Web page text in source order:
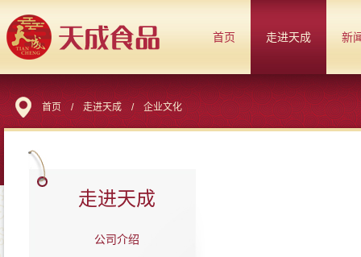
首页 走进天成 新
首页/走进天成/企业文化
走进天成
公司介绍